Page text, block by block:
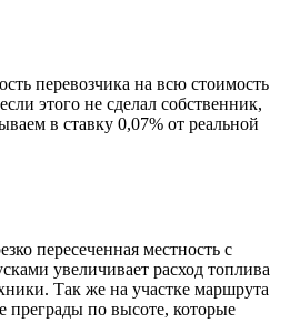
перевозчика на всю стоимость
этого не сделал собственник,
в ставку 0,07% от реальной
пересеченная местность с
увеличивает расход топлива
Так же на участке маршрута
преграды по высоте, которые